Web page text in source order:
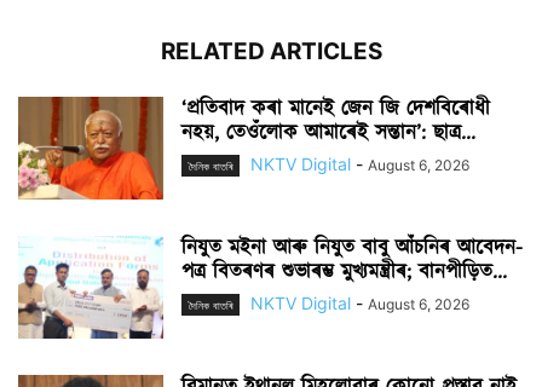
RELATED ARTICLES
‘প্ৰতিবাদ কৰা মানেই জেন জি দেশবিৰোধী
নহয়, তেওঁলোক আমাৰেই সন্তান’: ছাত্ৰ...
দৈনিক বাতৰি NKTV Digital - August 6, 2026
নিযুত মইনা আৰু নিযুত বাবু আঁচনিৰ আবেদন-
পত্ৰ বিতৰণৰ শুভাৰম্ভ মুখ্যমন্ত্ৰীৰ; বানপীড়িত...
দৈনিক বাতৰি NKTV Digital - August 6, 2026